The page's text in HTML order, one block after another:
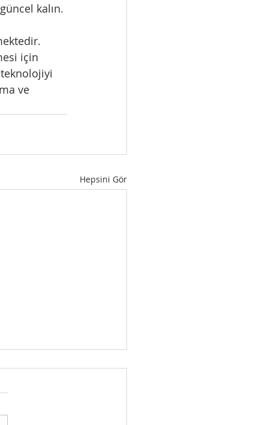
kalın.
için
ve
Hepsini Gör